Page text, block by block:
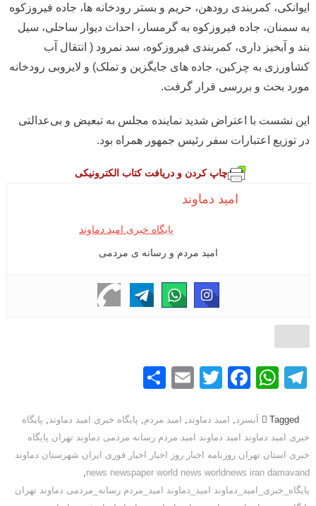
ایوانکی، کمربندی رودهن، حریم و بستر رودخانه ها، جاده فیروزکوه
به سمنان، جاده فیروزکوه به گرمسار، احداث دیوار ساحلی، سیل
بند و آبخیز داری، کمربندی فیروزکوه، سد نمرود ( انتقال آب
کشاورزی به چزکین، جاده های جایگزین و تملک) و لایروبی رودخانه
مورد بحث و بررسی قرار گرفت.
این نشست با اعتراض شدید نماینده مجلس به تبعیض و بی‌عدالتی
در توزیع اعتبارات سفر رئیس جمهور همراه بود.
چاپ کردن و دریافت کتاب الکترونیکی
امید دماوند
پایگاه خبری امید دماوند
امید مردم و رسانه ی مردمی
T
e
gr
a
m
W
at
s
A
p
F
c
e
b
o
T
tt
er
E
ail
ar
e
Tagged آبسرد امید دماوند امید مردم پایگاه خبری امید دماوند
پایگاه
خبری امید دماوند امید دماوند امید مردم رسانه مردمی دماوند تهران پایگاه
خبری استان تهران روزنامه اخبار روز اخبار اخبار فوری ایران شهرستان دماوند
news newspaper world news worldnews iran damavand
پایگاه_خبری_امید_دماوند امید_دماوند امید_مردم رسانه_مردمی دماوند تهران